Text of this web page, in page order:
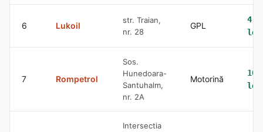
6 Lukoil
str. Traian,
nr. 28
GPL
4.6
lei
7 Rompetrol
Sos.
Hunedoara-
Santuhalm,
nr. 2A
Motorină
lei
Intersectia